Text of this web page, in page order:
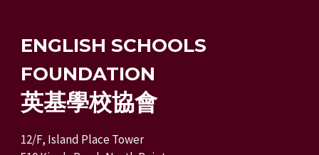
ENGLISH SCHOOLS
FOUNDATION
英基學校協會
12/F, Island Place Tower